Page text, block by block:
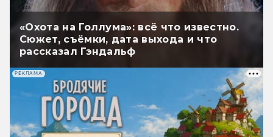
«Охота на Голлума»: всё что известно.
Сюжет, съёмки, дата выхода и что
рассказал Гэндальф
РЕКЛАМА